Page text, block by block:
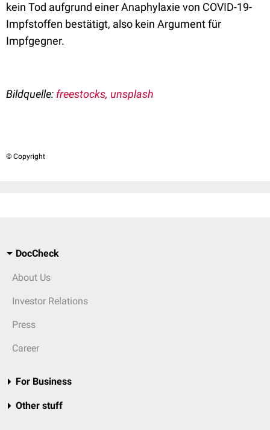
kein Tod aufgrund einer Anaphylaxie von COVID-19-
Impfstoffen bestätigt, also kein Argument für
Impfgegner.
Bildquelle: freestocks, unsplash
© Copyright
DocCheck
About Us
Investor Relations
Press
Career
For Business
Other stuff